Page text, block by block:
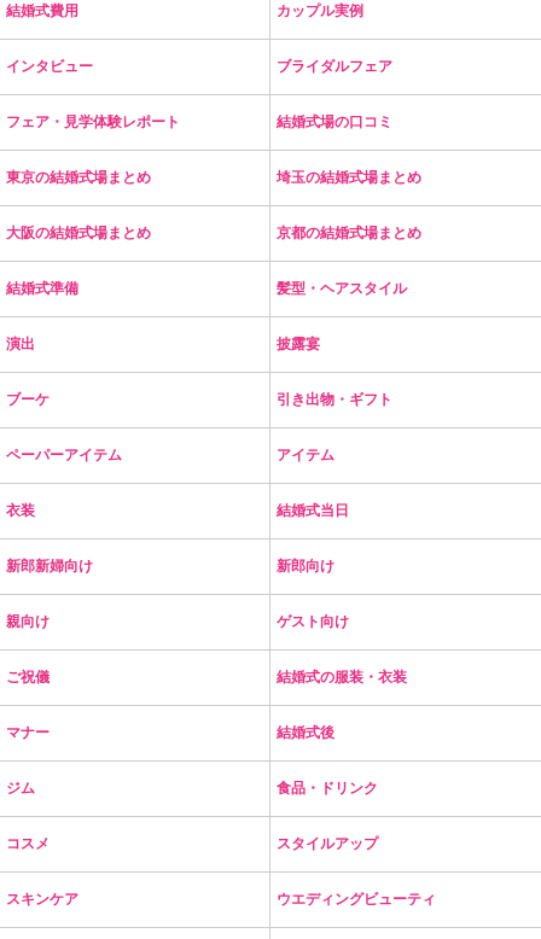
結婚式費用 カップル実例
インタビュー ブライダルフェア
フェア・見学体験レポート 結婚式場の口コミ
東京の結婚式場まとめ 埼玉の結婚式場まとめ
大阪の結婚式場まとめ 京都の結婚式場まとめ
結婚式準備 髪型・ヘアスタイル
演出 披露宴
ブーケ 引き出物・ギフト
ペーパーアイテム アイテム
衣装 結婚式当日
新郎新婦向け 新郎向け
親向け ゲスト向け
ご祝儀 結婚式の服装・衣装
マナー 結婚式後
ジム 食品・ドリンク
コスメ スタイルアップ
スキンケア ウエディングビューティ